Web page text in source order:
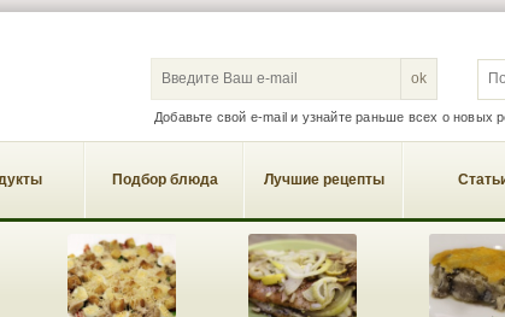
Добавьте свой e-mail и узнайте раньше всех о новых
Подбор блюда Лучшие рецепты